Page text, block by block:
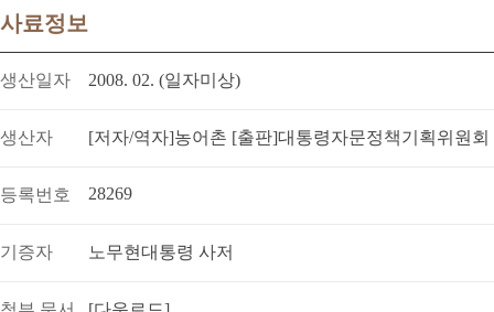
사료정보
생산일자 2008. 02. (일자미상)
생산자 [저자/역자]농어촌 [출판]대통령자문정책기획위원회
등록번호 28269
기증자 노무현대통령 사저